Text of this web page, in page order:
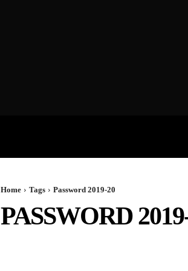
Home Tags Password 2019-20
PASSWORD